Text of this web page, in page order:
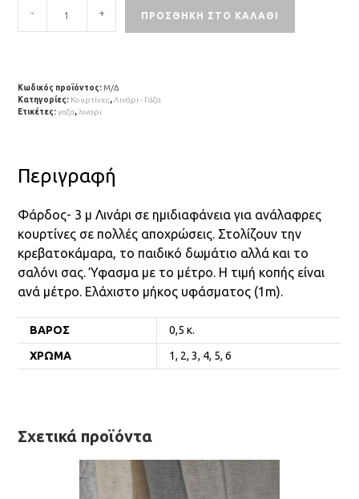
- + ΠΡΟΣΘΉΚΗ ΣΤΟ ΚΑΛΆΘΙ
Κωδικός προϊόντος: Μ/Δ
Κατηγορίες: Κουρτίνες,Λινάρι - Γάζα
Ετικέτες:γαζα,λιναρι
Περιγραφή
Φάρδος- 3 μ Λινάρι σε ημιδιαφάνεια για ανάλαφρες
κουρτίνες σε πολλές αποχρώσεις. Στολίζουν την
κρεβατοκάμαρα, το παιδικό δωμάτιο αλλά και το
σαλόνι σας. Ύφασμα με το μέτρο. Η τιμή κοπής είναι
ανά μέτρο. Ελάχιστο μήκος υφάσματος (1m).
ΒΆΡΟΣ
0,5 κ.
ΧΡΏΜΑ
1, 2, 3, 4, 5, 6
Σχετικά προϊόντα